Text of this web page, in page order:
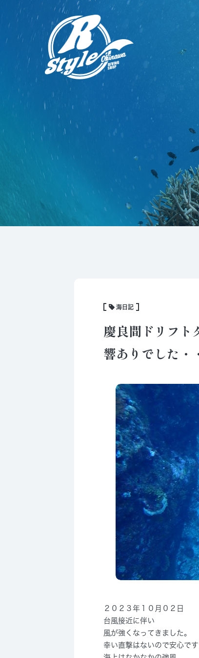
海日記
慶良間ドリフト
響ありでした・
２０２３年１０月０２日
台風接近に伴い
風が強くなってきました。
幸い直撃はないので安心で